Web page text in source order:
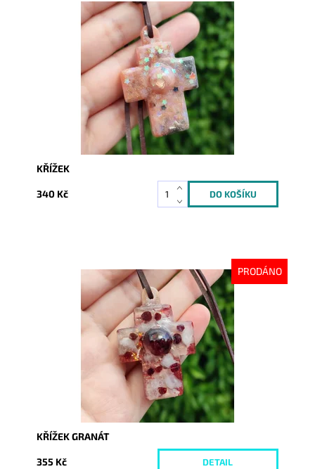
Dostupnost:
Skladem
7256
KŘÍŽEK
340 Kč
PRODÁNO
Dostupnost:
Vyprodáno
KŘÍŽEK GRANÁT
355 Kč DETAIL